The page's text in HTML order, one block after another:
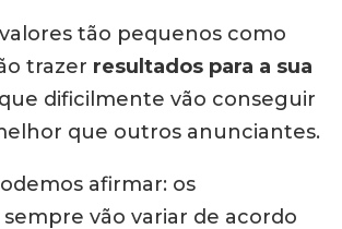
tão pequenos como
trazer resultados para a sua
dificilmente vão conseguir
que outros anunciantes.
afirmar: os
vão variar de acordo